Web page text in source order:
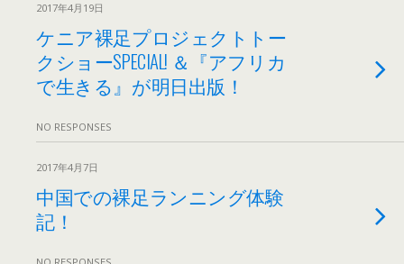
2017年4月19日
ケニア裸足プロジェクトトー
クショーSPECIAL! ＆『アフリカ
で生きる』が明日出版！
NO RESPONSES
2017年4月7日
中国での裸足ランニング体験
記！